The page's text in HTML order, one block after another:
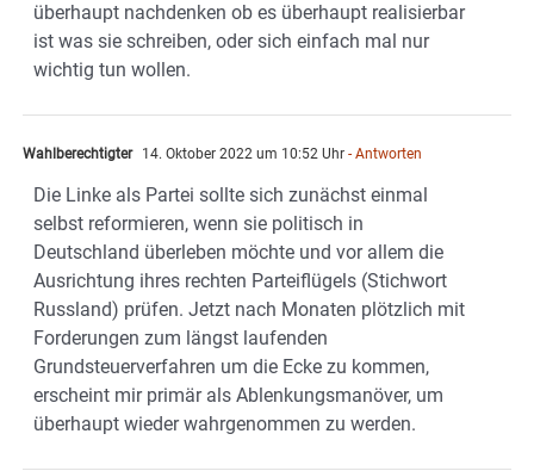
überhaupt nachdenken ob es überhaupt realisierbar
ist was sie schreiben, oder sich einfach mal nur
wichtig tun wollen.
Wahlberechtigter 14. Oktober 2022 um 10:52 Uhr - Antworten
Die Linke als Partei sollte sich zunächst einmal
selbst reformieren, wenn sie politisch in
Deutschland überleben möchte und vor allem die
Ausrichtung ihres rechten Parteiflügels (Stichwort
Russland) prüfen. Jetzt nach Monaten plötzlich mit
Forderungen zum längst laufenden
Grundsteuerverfahren um die Ecke zu kommen,
erscheint mir primär als Ablenkungsmanöver, um
überhaupt wieder wahrgenommen zu werden.